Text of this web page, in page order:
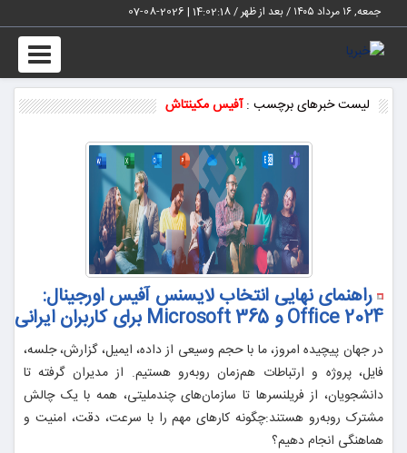
جمعه, ۱۶ مرداد ۱۴۰۵ / بعد از ظهر / 14:02:18
|
2026-08-07
Toggle
لیست خبرهای برچسب :آفیس مکینتاش
راهنمای نهایی انتخاب لایسنس آفیس اورجینال:
Office 2024 و Microsoft 365 برای کاربران ایرانی
در جهان پیچیده امروز، ما با حجم وسیعی از داده، ایمیل، گزارش، جلسه،
فایل، پروژه و ارتباطات هم‌زمان روبه‌رو هستیم. از مدیران گرفته تا
دانشجویان، از فریلنسرها تا سازمان‌های چندملیتی، همه با یک چالش
مشترک روبه‌رو هستند:چگونه کارهای مهم را با سرعت، دقت، امنیت و
هماهنگی انجام دهیم؟